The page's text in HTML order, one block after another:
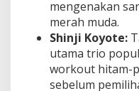
mengenakan
merah muda.
Shinji Koyote:
utama trio
workout hitam-
sebelum